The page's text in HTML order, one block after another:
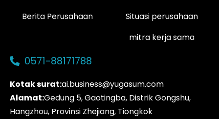
Berita Perusahaan
Situasi perusahaan
mitra kerja sama
0571-88171788
Kotak surat:ai.business@yugasum.com
Alamat:Gedung 5, Gaotingba, Distrik Gongshu,
Hangzhou, Provinsi Zhejiang, Tiongkok